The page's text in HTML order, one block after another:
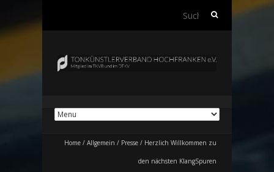
Suchen
Home / Allgemein / Presse / Herzlich Willkommen zu
den nächsten KlangSpuren